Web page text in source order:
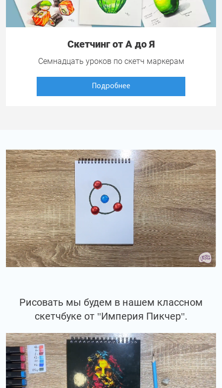
Скетчинг от А до Я
Семнадцать уроков по скетч маркерам
Подробнее
Рисовать мы будем в нашем классном
скетчбуке от "Империя Пикчер".